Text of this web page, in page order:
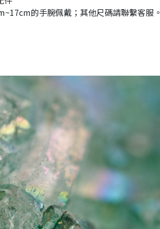
的手腕佩戴；其他尺碼請聯繫客服